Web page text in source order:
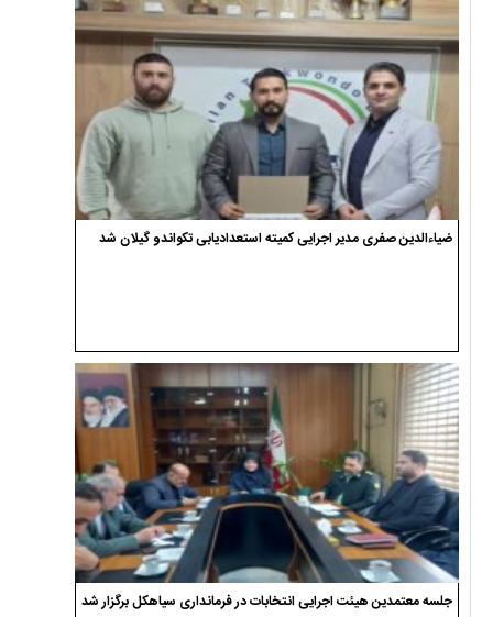
ضیاءالدین صفری مدیر اجرایی کمیته استعدادیابی تکواندو گیلان شد
جلسه معتمدین هیئت اجرایی انتخابات در فرمانداری سیاهکل برگزار شد